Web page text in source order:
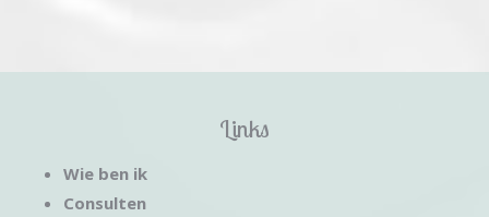
Links
Wie ben ik
Consulten